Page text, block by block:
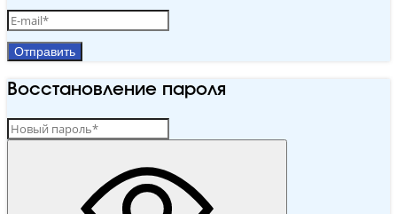
Отправить
Восстановление пароля